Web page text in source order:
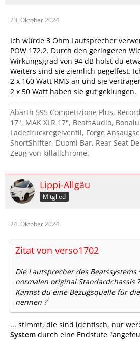
23. Oktober 2024
Ich würde 3 Ohm Lautsprecher
POW 172.2. Durch den geringeren
Wirkungsgrad von 94 dB holst du
Weiters sind sie ziemlich pegelfest.
2 x 160 Watt RMS an und sie
2 x 50 Watt haben sie gut geklungen.
Abarth 595 Competizione Plus,
17", MAK XLR 17", BeatsAudio,
Ladedruckregelventil, Forge
ShortShifter, Duomi Bar, Rear Seat
Zeug von killallchrome.
Lippi-Allgäu
Mitglied
24. Oktober 2024
Zitat von verso1702
Die Lautsprecher des
normalen original Standardchassis ?
Kannst du eine Bezugsquelle für
nennen ?
... stimmt, die sind identisch, nur
System durch eine Endstufe